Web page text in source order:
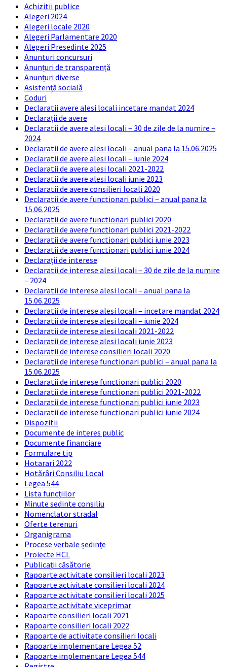
Achizitii publice
Alegeri 2024
Alegeri locale 2020
Alegeri Parlamentare 2020
Alegeri Presedinte 2025
Anunturi concursuri
Anunțuri de transparență
Anunțuri diverse
Asistență socială
Coduri
Declaratii avere alesi locali incetare mandat 2024
Declarații de avere
Declaratii de avere alesi locali – 30 de zile de la numire –
2024
Declaratii de avere alesi locali – anual pana la 15.06.2025
Declaratii de avere alesi locali – iunie 2024
Declaratii de avere alesi locali 2021-2022
Declaratii de avere alesi locali iunie 2023
Declaratii de avere consilieri locali 2020
Declaratii de avere functionari publici – anual pana la
15.06.2025
Declaratii de avere functionari publici 2020
Declaratii de avere functionari publici 2021-2022
Declaratii de avere functionari publici iunie 2023
Declaratii de avere functionari publici iunie 2024
Declarații de interese
Declaratii de interese alesi locali – 30 de zile de la numire
– 2024
Declaratii de interese alesi locali – anual pana la
15.06.2025
Declaratii de interese alesi locali – incetare mandat 2024
Declaratii de interese alesi locali – iunie 2024
Declaratii de interese alesi locali 2021-2022
Declaratii de interese alesi locali iunie 2023
Declaratii de interese consilieri locali 2020
Declaratii de interese functionari publici – anual pana la
15.06.2025
Declaratii de interese functionari publici 2020
Declaratii de interese functionari publici 2021-2022
Declaratii de interese functionari publici iunie 2023
Declaratii de interese functionari publici iunie 2024
Dispozitii
Documente de interes public
Documente financiare
Formulare tip
Hotarari 2022
Hotărâri Consiliu Local
Legea 544
Lista funcțiilor
Minute sedinte consiliu
Nomenclator stradal
Oferte terenuri
Organigrama
Procese verbale ședințe
Proiecte HCL
Publicații căsătorie
Rapoarte activitate consilieri locali 2023
Rapoarte activitate consilieri locali 2024
Rapoarte activitate consilieri locali 2025
Rapoarte activitate viceprimar
Rapoarte consilieri locali 2021
Rapoarte consilieri locali 2022
Rapoarte de activitate consilieri locali
Rapoarte implementare Legea 52
Rapoarte implementare Legea 544